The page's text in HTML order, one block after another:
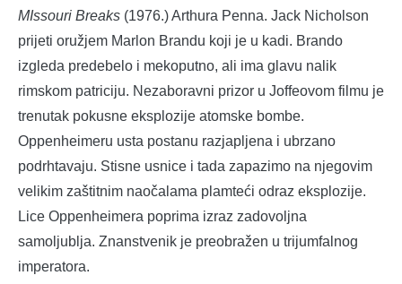
MIssouri Breaks (1976.) Arthura Penna. Jack Nicholson
prijeti oružjem Marlon Brandu koji je u kadi. Brando
izgleda predebelo i mekoputno, ali ima glavu nalik
rimskom patriciju. Nezaboravni prizor u Joffeovom filmu je
trenutak pokusne eksplozije atomske bombe.
Oppenheimeru usta postanu razjapljena i ubrzano
podrhtavaju. Stisne usnice i tada zapazimo na njegovim
velikim zaštitnim naočalama plamteći odraz eksplozije.
Lice Oppenheimera poprima izraz zadovoljna
samoljublja. Znanstvenik je preobražen u trijumfalnog
imperatora.